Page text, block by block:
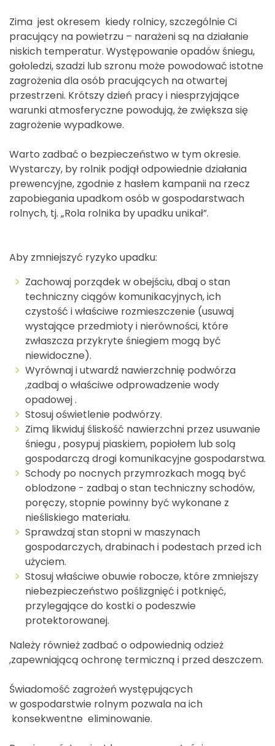
Zima jest okresem kiedy rolnicy, szczególnie Ci
pracujący na powietrzu – narażeni są na działanie
niskich temperatur. Występowanie opadów śniegu,
gołoledzi, szadzi lub szronu może powodować istotne
zagrożenia dla osób pracujących na otwartej
przestrzeni. Krótszy dzień pracy i niesprzyjające
warunki atmosferyczne powodują, że zwiększa się
zagrożenie wypadkowe.
Warto zadbać o bezpieczeństwo w tym okresie.
Wystarczy, by rolnik podjął odpowiednie działania
prewencyjne, zgodnie z hasłem kampanii na rzecz
zapobiegania upadkom osób w gospodarstwach
rolnych, tj. „Rola rolnika by upadku unikał”.
Aby zmniejszyć ryzyko upadku:
Zachowaj porządek w obejściu, dbaj o stan
techniczny ciągów komunikacyjnych, ich
czystość i właściwe rozmieszczenie (usuwaj
wystające przedmioty i nierówności, które
zwłaszcza przykryte śniegiem mogą być
niewidoczne).
Wyrównaj i utwardź nawierzchnię podwórza
,zadbaj o właściwe odprowadzenie wody
opadowej .
Stosuj oświetlenie podwórzy.
Zimą likwiduj śliskość nawierzchni przez usuwanie
śniegu , posypuj piaskiem, popiołem lub solą
gospodarczą drogi komunikacyjne gospodarstwa.
Schody po nocnych przymrozkach mogą być
oblodzone - zadbaj o stan techniczny schodów,
poręczy, stopnie powinny być wykonane z
nieśliskiego materiału.
Sprawdzaj stan stopni w maszynach
gospodarczych, drabinach i podestach przed ich
użyciem.
Stosuj właściwe obuwie robocze, które zmniejszy
niebezpieczeństwo poślizgnięć i potknięć,
przylegające do kostki o podeszwie
protektorowanej.
Należy również zadbać o odpowiednią odzież
,zapewniającą ochronę termiczną i przed deszczem.
Świadomość zagrożeń występujących
w gospodarstwie rolnym pozwala na ich
konsekwentne eliminowanie.